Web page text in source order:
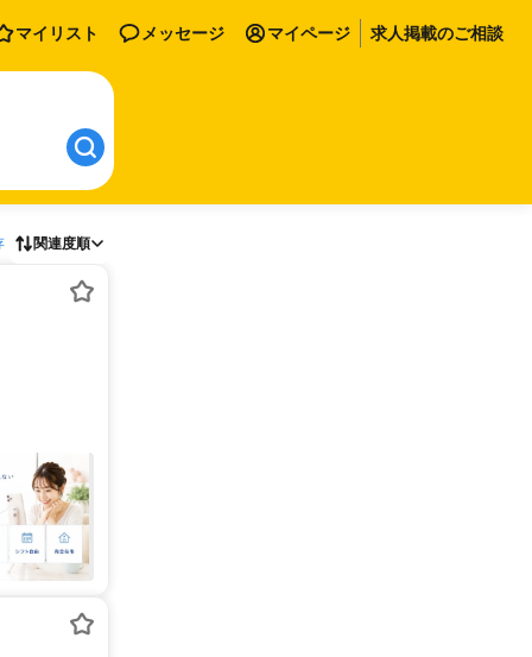
マイリスト メッセージ マイページ 求人掲載のご相談
関連度順